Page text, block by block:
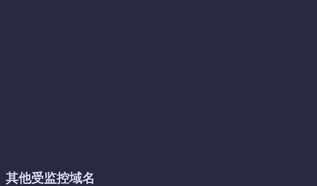
其他受监控域名